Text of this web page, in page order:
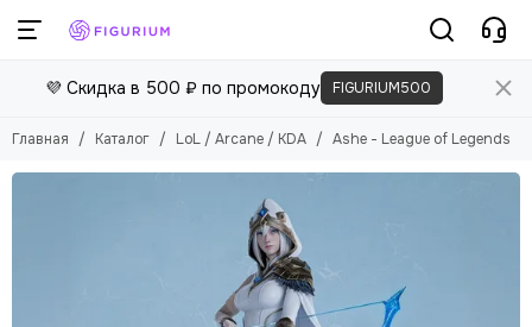
💜 Скидка в 500 ₽ по промокоду FIGURIUM500
Главная Каталог LoL / Arcane / KDA Ashe - League of Legends